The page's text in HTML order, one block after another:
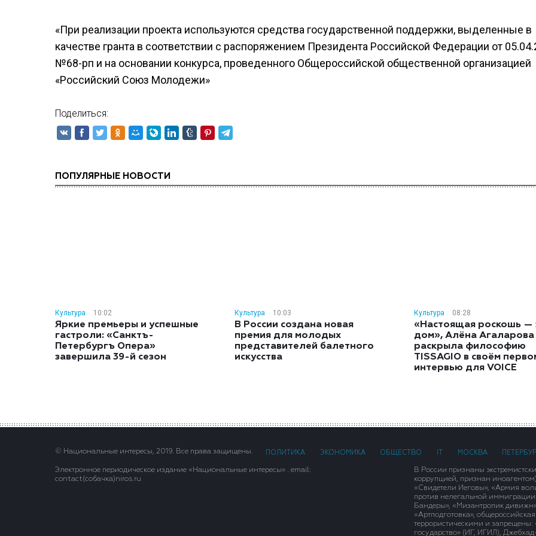
«При реализации проекта используются средства государственной поддержки, выделенные в
качестве гранта в соответствии с распоряжением Президента Российской Федерации от
№68-рп и на основании конкурса, проведенного Общероссийской общественной организацией
«Российский Союз Молодежи»
Поделиться:
ПОПУЛЯРНЫЕ НОВОСТИ
Культура 10:02
Яркие премьеры и успешные
гастроли: «Санктъ-
Петербургъ Опера»
завершила 39-й сезон
Культура 10:03
В России создана новая
премия для молодых
представителей балетного
искусства
Культура 08:28
«Настоящая роскошь —
дом», Алёна Агаларова
раскрыла философию
TISSAGIO в своём
интервью для VOICE
© Национальные интересы, 2019. Все права защищены. ПОЛИТИКА ЭКОНОМИКА ОБЩЕСТВО МОСКВА
Электронное периодическое издание «Национальные интересы» . email:
contact(сoбaчка)niros.ru
В России признаны
коррупцией, признан
«Свидетели Иеговы», «Армия
против нелегальной
Бандеры», «Мизантропик
«Артподготовка»,
террористическими и
государство» (ИГ, ИГИЛ),